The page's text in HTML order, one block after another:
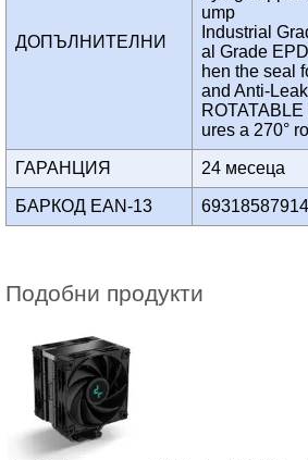
ДОПЪЛНИТЕЛНИ
ump
Industrial
al Grade
hen the seal
and Anti-
ures a 270°
ГАРАНЦИЯ 24 месеца
БАРКОД EAN-13
Подобни продукти